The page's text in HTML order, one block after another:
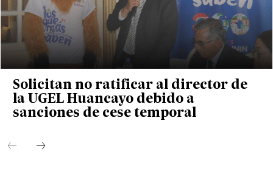
Solicitan no ratificar al director de
la UGEL Huancayo debido a
sanciones de cese temporal